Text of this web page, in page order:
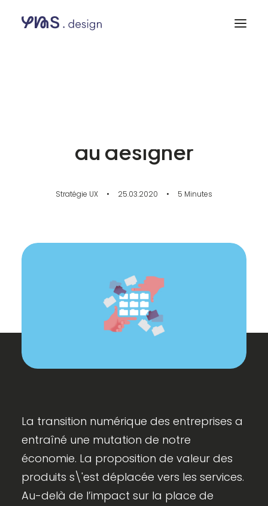
du designer
Stratégie UX • 25.03.2020 • 5 Minutes
La transition numérique des entreprises a
entraîné une mutation de notre
économie. La proposition de valeur des
produits s\'est déplacée vers les services.
Au-delà de l’impact sur la place de